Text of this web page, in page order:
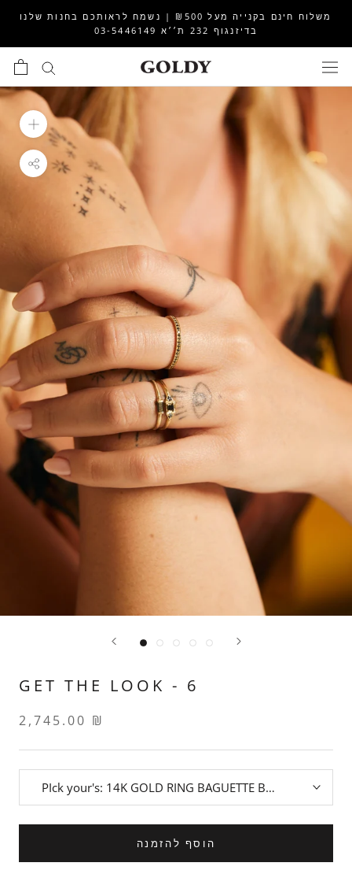
משלוח חינם בקנייה מעל ₪500 | נשמח לראותכם בחנות שלנו
בדיזנגוף 232 ת׳׳א 03-5446149
GET THE LOOK - 6
2,745.00 ₪
PIck your's: 14K GOLD RING BAGUETTE BLACK DIAMOND
הוסף להזמנה